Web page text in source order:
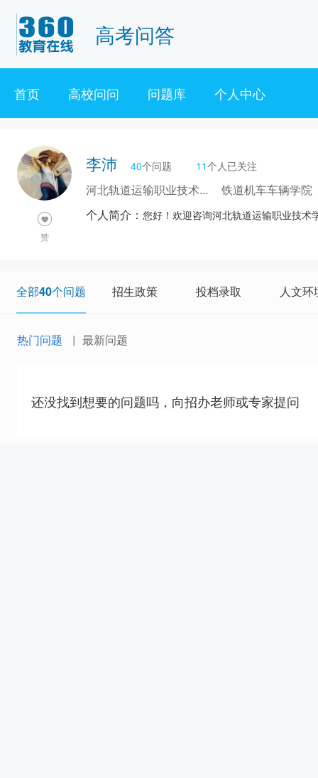
高考问答
首页 高校问问 问题库 个人中心
赞
李沛 40个问题 11个人已关注
河北轨道运输职业技术...
铁道机车车辆学院
个人简介： 您好！欢迎咨询河北轨道运输职业技术
全部40个问题 招生政策 投档录取 人文环
热门问题 最新问题
还没找到想要的问题吗，向招办老师或专家提问